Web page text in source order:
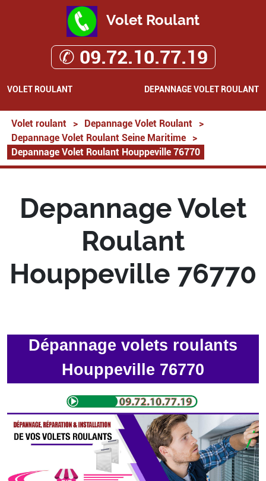
Volet Roulant
✆ 09.72.10.77.19
VOLET ROULANT DEPANNAGE VOLET ROULANT
Volet roulant > Depannage Volet Roulant
>
Depannage Volet Roulant Seine Maritime
>
Depannage Volet Roulant Houppeville 76770
Depannage Volet
Roulant
Houppeville 76770
Dépannage volets roulants
Houppeville 76770